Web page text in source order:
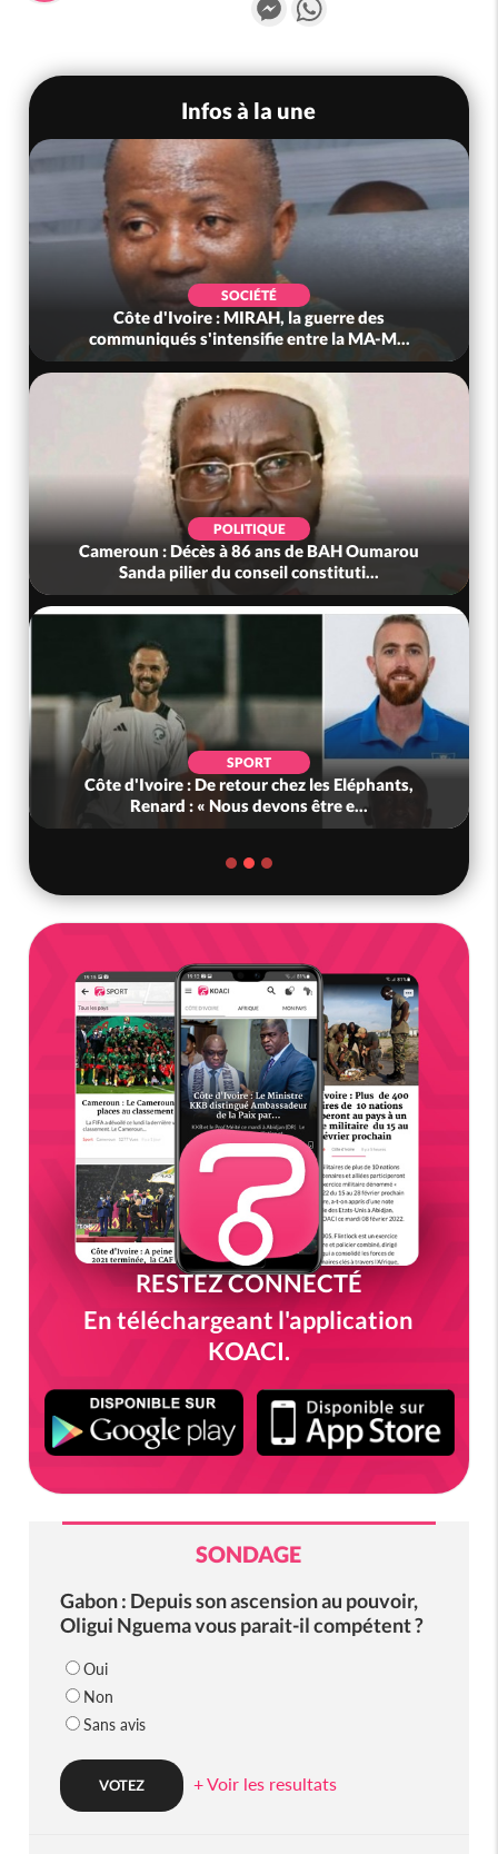
Infos à la une
SOCIÉTÉ
Côte d'Ivoire : MIRAH, la guerre des
communiqués s'intensifie entre la MA-M...
POLITIQUE
Cameroun : Décès à 86 ans de BAH Oumarou
Sanda pilier du conseil constituti...
SPORT
Côte d'Ivoire : De retour chez les Eléphants,
Renard : « Nous devons être e...
RESTEZ CONNECTÉ
En téléchargeant l'application
KOACI.
SONDAGE
Gabon : Depuis son ascension au pouvoir,
Oligui Nguema vous parait-il compétent ?
Oui
Non
Sans avis
+ Voir les resultats